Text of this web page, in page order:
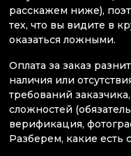
расскажем ниже),
тех, что вы видите в
оказаться ложными.
Оплата за заказ
наличия или
требований
сложностей
верификация,
Разберем, какие есть